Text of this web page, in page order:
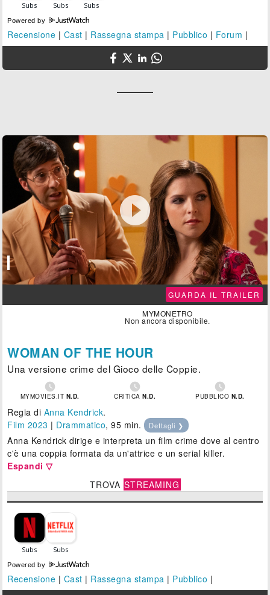
Powered by
Recensione | Cast | Rassegna stampa | Pubblico | Forum |

GUARDA IL TRAILER
MYMONETRO
Non ancora disponibile.
WOMAN OF THE HOUR
Una versione crime del Gioco delle Coppie.

MYMOVIES.IT N.D.

CRITICAN.D.

PUBBLICO N.D.
Regia di Anna Kendrick.
Film 2023 | Drammatico, 95 min. Dettagli ❯
Anna Kendrick dirige e interpreta un film crime dove al centro
c'è una coppia formata da un'attrice e un serial killer.
Espandi ▽
TROVA STREAMING
Powered by
Recensione | Cast | Rassegna stampa | Pubblico |